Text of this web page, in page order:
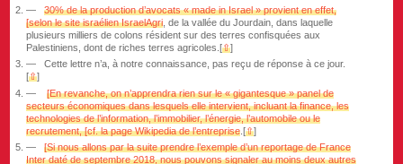
30% de la production d’avocats « made in Israel » provient en effet,
[selon le site israélien IsraelAgri , de la vallée du Jourdain, dans laquelle
plusieurs milliers de colons résident sur des terres confisquées aux
Palestiniens, dont de riches terres agricoles.[⇧]
Cette lettre n’a, à notre connaissance, pas reçu de réponse à ce jour.
[⇧]
[En revanche, on n’apprendra rien sur le « gigantesque » panel de
secteurs économiques dans lesquels elle intervient, incluant la finance, les
technologies de l’information, l’immobilier, l’énergie, l’automobile ou le
recrutement, [cf. la page Wikipedia de l’entreprise .[⇧]
[Si nous allons par la suite prendre l’exemple d’un reportage de France
Inter daté de septembre 2018, nous pouvons signaler au moins deux autres